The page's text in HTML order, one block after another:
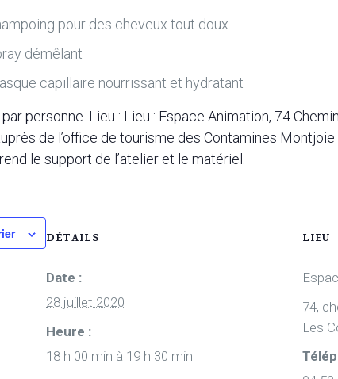
pour des cheveux tout doux
démêlant
capillaire nourrissant et hydratant
personne. Lieu : Lieu : Espace Animation, 74
de l’office de tourisme des Contamines
le support de l’atelier et le matériel.
DÉTAILS
Date :
28 juillet 2020
Heure :
18 h 00 min à 19 h 30 min
LIEU
74,
Les